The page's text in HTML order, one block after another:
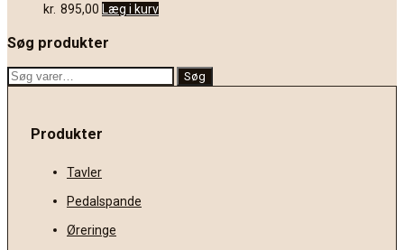
kr. 895,00 Læg i kurv
Søg produkter
Søg
Søg
Produkter
Tavler
Pedalspande
Øreringe